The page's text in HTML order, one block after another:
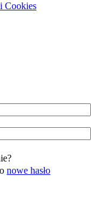
Cookies
nowe hasło